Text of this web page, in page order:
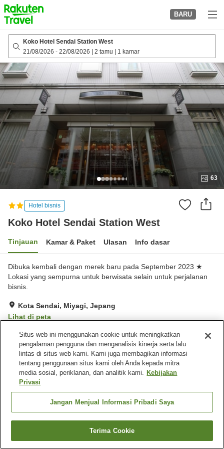
to
top
page
BARU
Koko Hotel Sendai Station West
21/08/2026 - 22/08/2026 2 tamu 1 kamar
63
Hotel bisnis
Koko Hotel Sendai Station West
Tinjauan Kamar & Paket Ulasan Info dasar
Dibuka kembali dengan merek baru pada September 2023 ★
Lokasi yang sempurna untuk berwisata selain untuk perjalanan
bisnis.
Kota Sendai, Miyagi, Jepang
Lihat di peta
Sangat baik Ulasan: 557
Fasilitas properti
Wi-Fi
Restoran
Lounge
Beranda Jepang Miyagi
Kota Sendai
Koko Hotel Sendai Station West
Cari kamar
Situs web ini menggunakan cookie untuk meningkatkan
pengalaman pengguna dan menganalisis kinerja serta lalu
lintas di situs web kami. Kami juga membagikan informasi
tentang penggunaan situs kami oleh Anda kepada mitra
media sosial, periklanan, dan analitik kami. Kebijakan
Privasi
Jangan Menjual Informasi Pribadi Saya
Terima Cookie